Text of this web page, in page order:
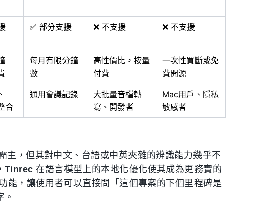
✅ 部分支援 ❌ 不支援 ❌ 不支援
每月有限分鐘
數
高性價比，按量
付費
一次性買斷或免
費開源
合
通用會議記錄
大批量音檔轉
寫、開發者
Mac用戶、隱私
敏感者
主，但其對中文、台語或中英夾雜的辨識能力幾乎不
Tinrec 在語言模型上的本地化優化使其成為更務實的
能，讓使用者可以直接問「這個專案的下個里程碑是